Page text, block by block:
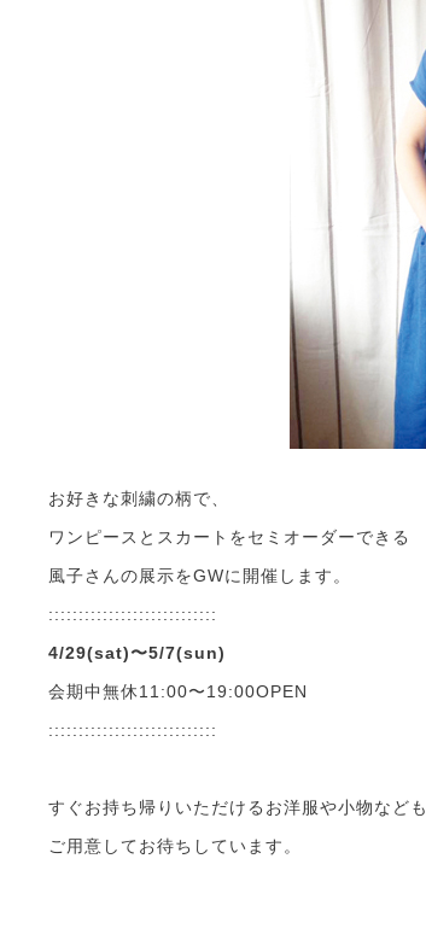
お好きな刺繍の柄で、
ワンピースとスカートをセミオーダーできる
風子さんの展示をGWに開催します。
::::::::::::::::::::::::::::
4/29(sat)〜5/7(sun)
会期中無休11:00〜19:00OPEN
::::::::::::::::::::::::::::
すぐお持ち帰りいただけるお洋服や小物なども
ご用意してお待ちしています。